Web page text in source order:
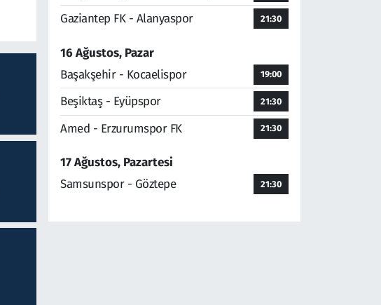
Gaziantep FK - Alanyaspor 21:30
16 Ağustos, Pazar
Başakşehir - Kocaelispor
19:00
Beşiktaş - Eyüpspor 21:30
Amed - Erzurumspor FK 21:30
17 Ağustos, Pazartesi
Samsunspor - Göztepe
21:30